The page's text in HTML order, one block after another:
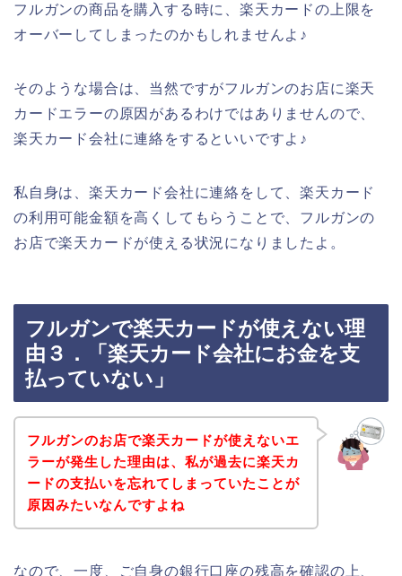
フルガンの商品を購入する時に、楽天カードの上限を
オーバーしてしまったのかもしれませんよ♪
そのような場合は、当然ですがフルガンのお店に楽天
カードエラーの原因があるわけではありませんので、
楽天カード会社に連絡をするといいですよ♪
私自身は、楽天カード会社に連絡をして、楽天カード
の利用可能金額を高くしてもらうことで、フルガンの
お店で楽天カードが使える状況になりましたよ。
フルガンで楽天カードが使えない理
由３．「楽天カード会社にお金を支
払っていない」
フルガンのお店で楽天カードが使えないエ
ラーが発生した理由は、私が過去に楽天カ
ードの支払いを忘れてしまっていたことが
原因みたいなんですよね
なので、一度、ご自身の銀行口座の残高を確認の上、